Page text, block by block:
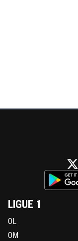
LIGUE 1
OL
OM